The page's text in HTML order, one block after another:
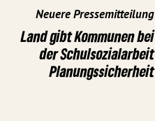
Neuere Pressemitteilung
Land gibt Kommunen bei
der Schulsozialarbeit
Planungssicherheit